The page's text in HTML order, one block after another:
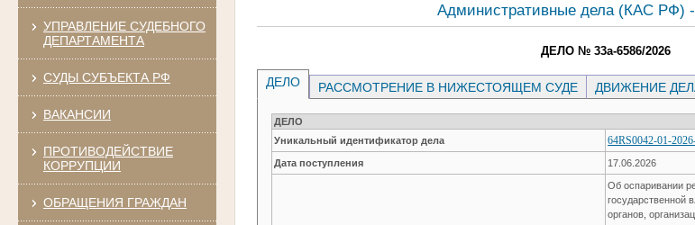
УПРАВЛЕНИЕ СУДЕБНОГО
ДЕПАРТАМЕНТА
СУДЫ СУБЪЕКТА РФ
ВАКАНСИИ
ПРОТИВОДЕЙСТВИЕ
КОРРУПЦИИ
ОБРАЩЕНИЯ ГРАЖДАН
Административные дела (КАC РФ)
ДЕЛО № 33а-6586/2026
ДЕЛО РАССМОТРЕНИЕ В НИЖЕСТОЯЩЕМ СУДЕ ДВИЖЕНИЕ
ДЕЛО
Уникальный идентификатор дела
64RS0042-01-
Дата поступления 17.06.2026
Об оспаривании
государственной
органов,